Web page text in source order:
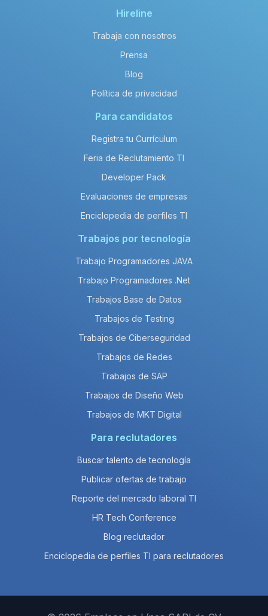
Hireline
Trabaja con nosotros
Prensa
Blog
Política de privacidad
Para candidatos
Registra tu Currículum
Feria de Reclutamiento TI
Developer Pack
Evaluaciones de empresas
Enciclopedia de perfiles TI
Trabajos por tecnología
Trabajo Programadores JAVA
Trabajo Programadores .Net
Trabajos Base de Datos
Trabajos de Testing
Trabajos de Ciberseguridad
Trabajos de Redes
Trabajos de SAP
Trabajos de Diseño Web
Trabajos de MKT Digital
Para reclutadores
Buscar talento de tecnología
Publicar ofertas de trabajo
Reporte del mercado laboral TI
HR Tech Conference
Blog reclutador
Enciclopedia de perfiles TI para reclutadores